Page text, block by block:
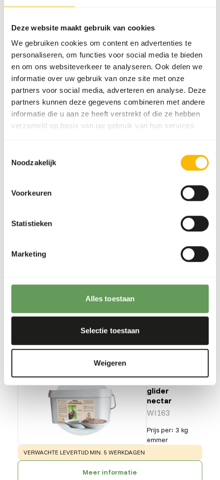
Deze website maakt gebruik van cookies
We gebruiken cookies om content en advertenties te
personaliseren, om functies voor social media te bieden
en om ons websiteverkeer te analyseren. Ook delen we
informatie over uw gebruik van onze site met onze
partners voor social media, adverteren en analyse. Deze
partners kunnen deze gegevens combineren met andere
informatie die u aan ze heeft verstrekt of die ze hebben
verzameld op basis van uw gebruik van hun services.
Noodzakelijk
Voorkeuren
Statistieken
Marketing
Alles toestaan
Selectie toestaan
Weigeren
DK
Leaf-
eater
basic
DK038
Prijs per:15
Mini
bird
NZ139
NIET OP VOORRAAD
sugar
glider
nectar
WI163
Prijs per: 3 kg
emmer
WARNING:
VERWACHTE LEVERTIJD MIN. 5 WERKDAGEN
Meer informatie